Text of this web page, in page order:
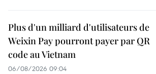
Plus d'un milliard d'utilisateurs de
Weixin Pay pourront payer par QR
code au Vietnam
06/08/2026 09:04